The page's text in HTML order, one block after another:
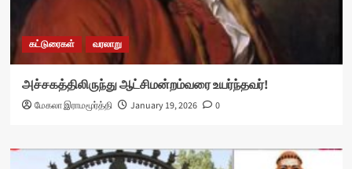
கட்டுரைகள் வரலாறு
அச்சகத்திலிருந்து ஆட்சிமன்றம்வரை உயர்ந்தவர்!
மேகலா இராமமூர்த்தி January 19, 2026 0